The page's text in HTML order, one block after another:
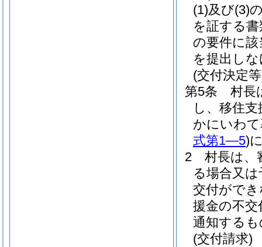
(1)及び(3)
を証する
の要件に
を提出し
(交付決定
第5条
村長
し、移住
かにいわ
式第1―5)
2
村長は、
る場合又
交付がで
援金の不交
通知する
(交付請求)